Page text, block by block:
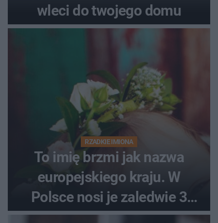
wleci do twojego domu
RZADKIE IMIONA
To imię brzmi jak nazwa
europejskiego kraju. W
Polsce nosi je zaledwie 3
kobiety